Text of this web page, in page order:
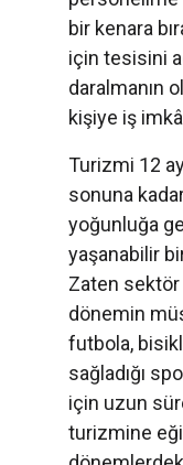
bir kenara
için tesisini
daralmanın
kişiye iş
Turizmi 12
sonuna
yoğunluğa
yaşanabilir
Zaten sektör
dönemin
futbola,
sağladığı
için uzun
turizmine